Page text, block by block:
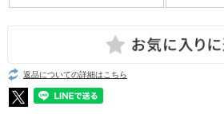
返品についての詳細はこちら